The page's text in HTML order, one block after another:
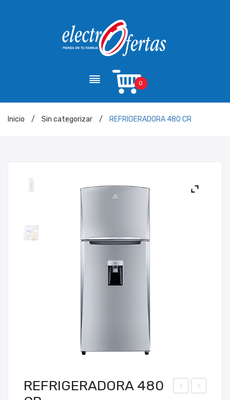
0
Inicio / Sin categorizar / REFRIGERADORA 480 CR
REFRIGERADORA 480